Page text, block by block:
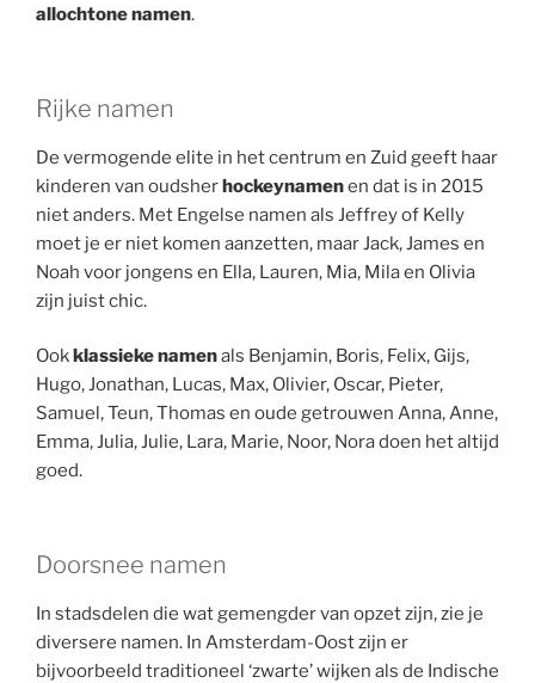
allochtone namen.
Rijke namen
De vermogende elite in het centrum en Zuid geeft haar
kinderen van oudsherhockeynamenen dat is in 2015
niet anders. Met Engelse namen als Jeffrey of Kelly
moet je er niet komen aanzetten, maar Jack, James en
Noah voor jongens en Ella, Lauren, Mia, Mila en Olivia
zijn juist chic.
Ook klassieke namenals Benjamin, Boris, Felix, Gijs,
Hugo, Jonathan, Lucas, Max, Olivier, Oscar, Pieter,
Samuel, Teun, Thomas en oude getrouwen Anna, Anne,
Emma, Julia, Julie, Lara, Marie, Noor, Nora doen het altijd
goed.
Doorsnee namen
In stadsdelen die wat gemengder van opzet zijn, zie je
diversere namen. In Amsterdam-Oost zijn er
bijvoorbeeld traditioneel ‘zwarte’ wijken als de Indische